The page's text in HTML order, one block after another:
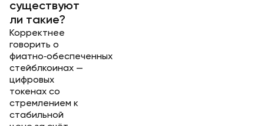
существуют
ли такие?
Корректнее
говорить о
фиатно‑обеспеченных
стейблкоинах —
цифровых
токенах со
стремлением к
стабильной